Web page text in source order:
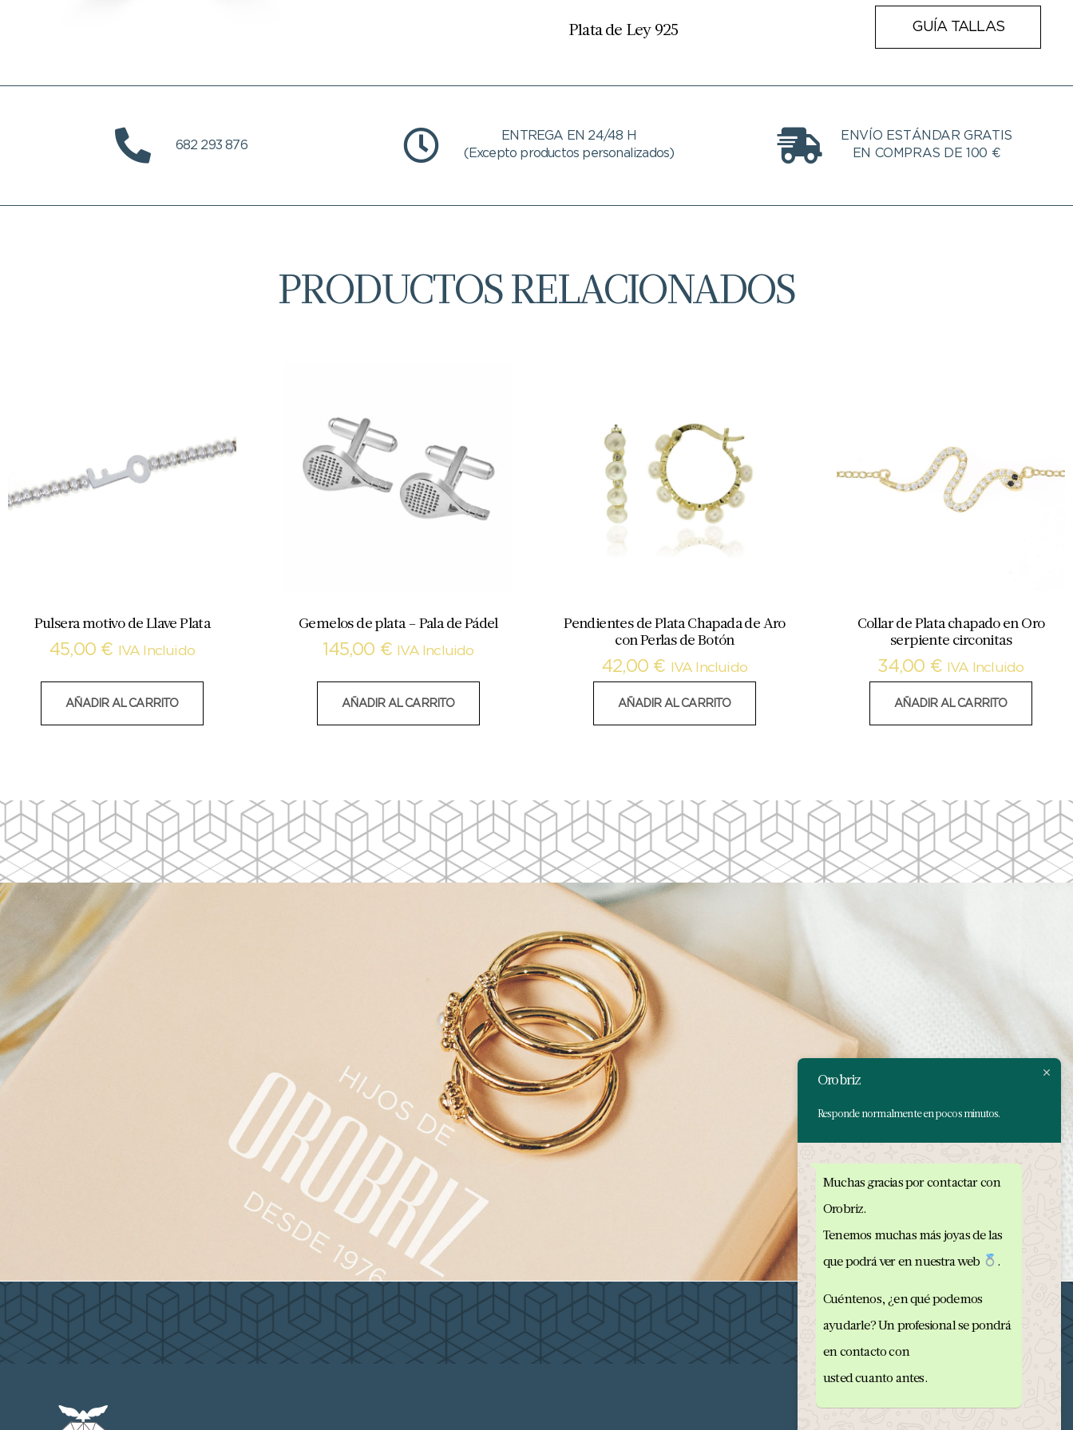
Plata de Ley 925 GUÍA TALLAS
682 293 876
ENTREGA EN 24/48 H
(Excepto productos personalizados)
ENVÍO ESTÁNDAR GRATIS
EN COMPRAS DE 100 €
PRODUCTOS RELACIONADOS
Pulsera motivo de Llave Plata
45,00 € IVA Incluido
AÑADIR AL CARRITO
Gemelos de plata – Pala de Pádel
145,00 € IVA Incluido
AÑADIR AL CARRITO
Pendientes de Plata Chapada de Aro
con Perlas de Botón
42,00 € IVA Incluido
AÑADIR AL CARRITO
Collar de Plata chapado en Oro
serpiente circonitas
34,00 € IVA Incluido
AÑADIR AL CARRITO
Orobriz
Responde normalmente en pocos minutos.
Muchas gracias por contactar con
Orobriz.
Tenemos muchas más joyas de las
que podrá ver en nuestra web
.
Cuéntenos, ¿en qué podemos
ayudarle? Un profesional se pondrá
en contacto con
usted cuanto antes.